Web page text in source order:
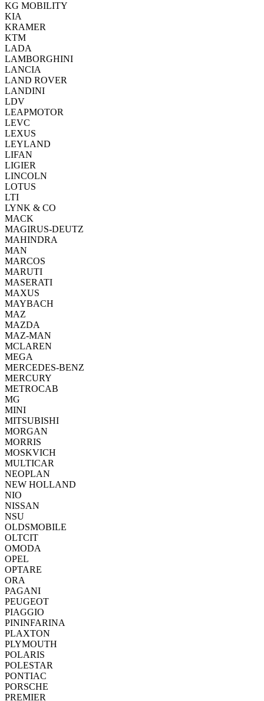
KG MOBILITY
KIA
KRAMER
KTM
LADA
LAMBORGHINI
LANCIA
LAND ROVER
LANDINI
LDV
LEAPMOTOR
LEVC
LEXUS
LEYLAND
LIFAN
LIGIER
LINCOLN
LOTUS
LTI
LYNK & CO
MACK
MAGIRUS-DEUTZ
MAHINDRA
MAN
MARCOS
MARUTI
MASERATI
MAXUS
MAYBACH
MAZ
MAZDA
MAZ-MAN
MCLAREN
MEGA
MERCEDES-BENZ
MERCURY
METROCAB
MG
MINI
MITSUBISHI
MORGAN
MORRIS
MOSKVICH
MULTICAR
NEOPLAN
NEW HOLLAND
NIO
NISSAN
NSU
OLDSMOBILE
OLTCIT
OMODA
OPEL
OPTARE
ORA
PAGANI
PEUGEOT
PIAGGIO
PININFARINA
PLAXTON
PLYMOUTH
POLARIS
POLESTAR
PONTIAC
PORSCHE
PREMIER